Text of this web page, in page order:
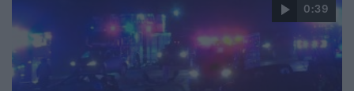
0:39